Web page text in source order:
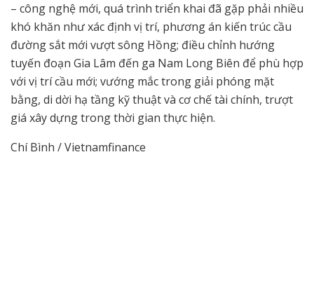
– công nghệ mới, quá trình triển khai đã gặp phải nhiều
khó khăn như xác định vị trí, phương án kiến trúc cầu
đường sắt mới vượt sông Hồng; điều chỉnh hướng
tuyến đoạn Gia Lâm đến ga Nam Long Biên để phù hợp
với vị trí cầu mới; vướng mắc trong giải phóng mặt
bằng, di dời hạ tầng kỹ thuật và cơ chế tài chính, trượt
giá xây dựng trong thời gian thực hiện.
Chí Bình / Vietnamfinance